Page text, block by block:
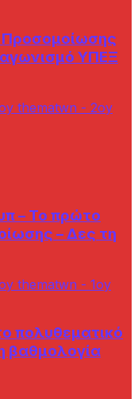
Προσομοίωσης
ΥΠΕΞ
– Το πρώτο
– Δες τη
πολυθεματικό
βαθμολογία